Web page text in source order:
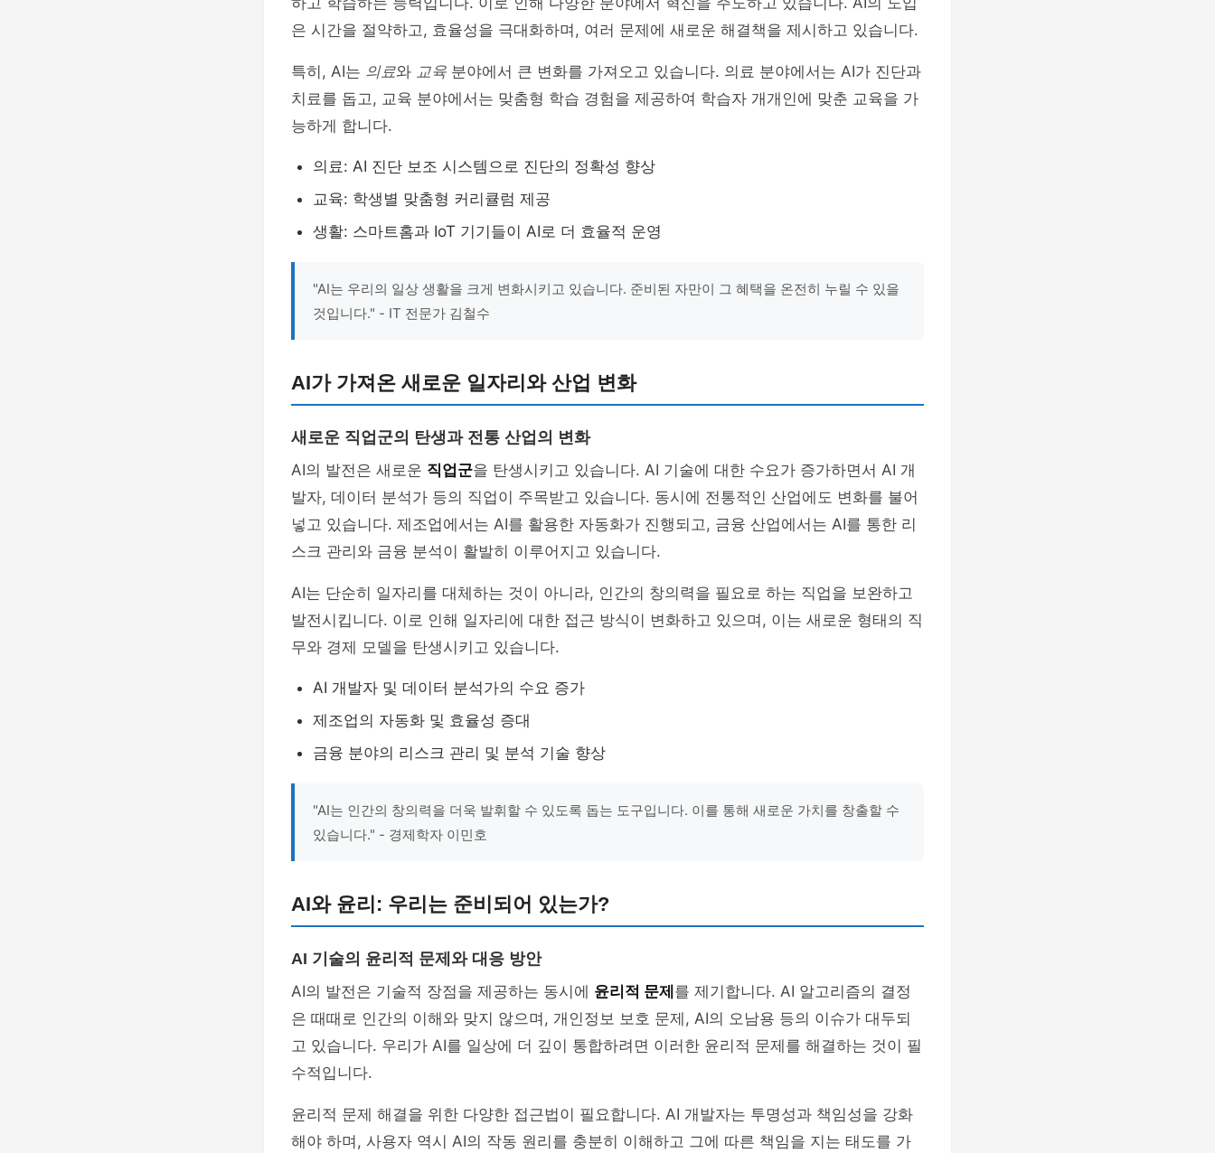
은 시간을 절약하고, 효율성을 극대화하며, 여러 문제에 새로운 해결책을 제시하고 있습니다.
특히, AI는 의료와 교육 분야에서 큰 변화를 가져오고 있습니다. 의료 분야에서는 AI가 진단과
치료를 돕고, 교육 분야에서는 맞춤형 학습 경험을 제공하여 학습자 개개인에 맞춘 교육을 가
능하게 합니다.
의료: AI 진단 보조 시스템으로 진단의 정확성 향상
교육: 학생별 맞춤형 커리큘럼 제공
생활: 스마트홈과 IoT 기기들이 AI로 더 효율적 운영
"AI는 우리의 일상 생활을 크게 변화시키고 있습니다. 준비된 자만이 그 혜택을 온전히 누릴 수 있을
것입니다." - IT 전문가 김철수
AI가 가져온 새로운 일자리와 산업 변화
새로운 직업군의 탄생과 전통 산업의 변화
AI의 발전은 새로운 직업군을 탄생시키고 있습니다. AI 기술에 대한 수요가 증가하면서 AI 개
발자, 데이터 분석가 등의 직업이 주목받고 있습니다. 동시에 전통적인 산업에도 변화를 불어
넣고 있습니다. 제조업에서는 AI를 활용한 자동화가 진행되고, 금융 산업에서는 AI를 통한 리
스크 관리와 금융 분석이 활발히 이루어지고 있습니다.
AI는 단순히 일자리를 대체하는 것이 아니라, 인간의 창의력을 필요로 하는 직업을 보완하고
발전시킵니다. 이로 인해 일자리에 대한 접근 방식이 변화하고 있으며, 이는 새로운 형태의 직
무와 경제 모델을 탄생시키고 있습니다.
AI 개발자 및 데이터 분석가의 수요 증가
제조업의 자동화 및 효율성 증대
금융 분야의 리스크 관리 및 분석 기술 향상
"AI는 인간의 창의력을 더욱 발휘할 수 있도록 돕는 도구입니다. 이를 통해 새로운 가치를 창출할 수
있습니다." - 경제학자 이민호
AI와 윤리: 우리는 준비되어 있는가?
AI 기술의 윤리적 문제와 대응 방안
AI의 발전은 기술적 장점을 제공하는 동시에 윤리적 문제 를 제기합니다. AI 알고리즘의 결정
은 때때로 인간의 이해와 맞지 않으며, 개인정보 보호 문제, AI의 오남용 등의 이슈가 대두되
고 있습니다. 우리가 AI를 일상에 더 깊이 통합하려면 이러한 윤리적 문제를 해결하는 것이 필
수적입니다.
윤리적 문제 해결을 위한 다양한 접근법이 필요합니다. AI 개발자는 투명성과 책임성을 강화
해야 하며, 사용자 역시 AI의 작동 원리를 충분히 이해하고 그에 따른 책임을 지는 태도를 가